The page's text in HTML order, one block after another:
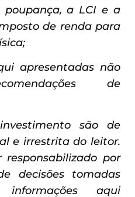
a LCI e a
de renda para
apresentadas não
de
são de
e irrestrita do leitor.
por
decisões tomadas
aqui